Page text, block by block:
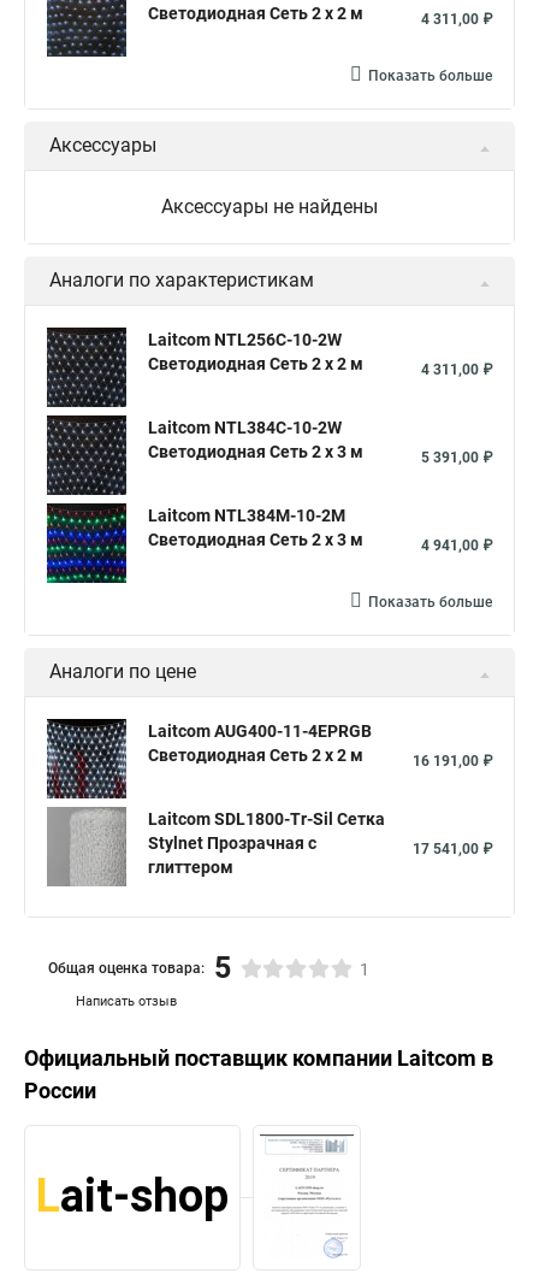
Светодиодная Сеть 2 x 2 м
4 311,00 ₽
Показать больше
Аксессуары
Аксессуары не найдены
Аналоги по характеристикам
Laitcom NTL256C-10-2W
Светодиодная Сеть 2 x 2 м
4 311,00 ₽
Laitcom NTL384C-10-2W
Светодиодная Сеть 2 x 3 м
5 391,00 ₽
Laitcom NTL384M-10-2M
Светодиодная Сеть 2 x 3 м
4 941,00 ₽
Показать больше
Аналоги по цене
Laitcom AUG400-11-4EPRGB
Светодиодная Сеть 2 x 2 м
16 191,00 ₽
Laitcom SDL1800-Tr-Sil Сетка
Stylnet Прозрачная с
глиттером
17 541,00 ₽
Написать отзыв
Общая оценка товара: 5 1
Официальный поставщик компании Laitcom в
России